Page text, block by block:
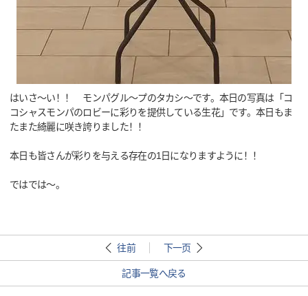
はいさ～い！！ モンパグル～プのタカシ～です。本日の写真は「コ
コシャスモンパのロビーに彩りを提供している生花」です。本日もま
たまた綺麗に咲き誇りました！！
本日も皆さんが彩りを与える存在の1日になりますように！！
ではでは～。
往前 下一页
記事一覧へ戻る